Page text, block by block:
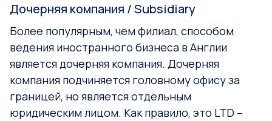
Дочерняя компания / Subsidiary
Более популярным, чем филиал, способом
ведения иностранного бизнеса в Англии
является дочерняя компания. Дочерняя
компания подчиняется головному офису за
границей, но является отдельным
юридическим лицом. Как правило, это LTD –